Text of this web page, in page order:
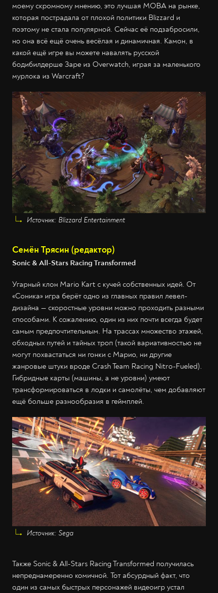
моему скромному мнению, это лучшая MOBA на рынке,
которая пострадала от плохой политики Blizzard и
поэтому не стала популярной. Сейчас её подзабросили,
но она всё ещё очень весёлая и динамичная. Камон, в
какой ещё игре вы можете навалять русской
бодибилдерше Заре из Overwatch, играя за маленького
мурлока из Warcraft?
Источник: Blizzard Entertainment
Семён Трясин (редактор)
Sonic & All-Stars Racing Transformed
Угарный клон Mario Kart с кучей собственных идей. От
«Соника» игра берёт одно из главных правил левел-
дизайна — скоростные уровни можно проходить разными
способами. К сожалению, один из них почти всегда будет
самым предпочтительным. На трассах множество этажей,
обходных путей и тайных троп (такой вариативностью не
могут похвастаться ни гонки с Марио, ни другие
жанровые штуки вроде Crash Team Racing Nitro-Fueled).
Гибридные карты (машины, а не уровни) умеют
трансформироваться в лодки и самолёты, чем добавляют
ещё больше разнообразия в геймплей.
Источник: Sega
Также Sonic & All-Stars Racing Transformed получилась
непреднамеренно комичной. Тот абсурдный факт, что
один из самых быстрых персонажей видеоигр устал